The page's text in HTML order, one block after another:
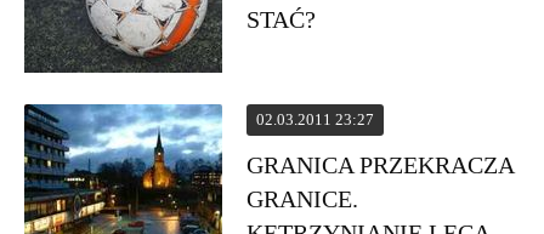
STAĆ?
02.03.2011 23:27
GRANICA PRZEKRACZA
GRANICE.